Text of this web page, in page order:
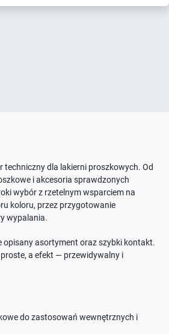
techniczny dla lakierni proszkowych. Od
i akcesoria sprawdzonych
wybór z rzetelnym wsparciem na
koloru, przez przygotowanie
wypalania.
opisany asortyment oraz szybki kontakt.
proste, a efekt — przewidywalny i
do zastosowań wewnętrznych i